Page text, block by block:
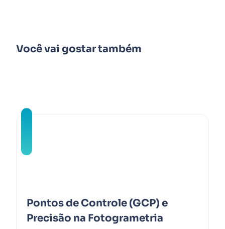
Você vai gostar também
Pontos de Controle (GCP) e
Precisão na Fotogrametria